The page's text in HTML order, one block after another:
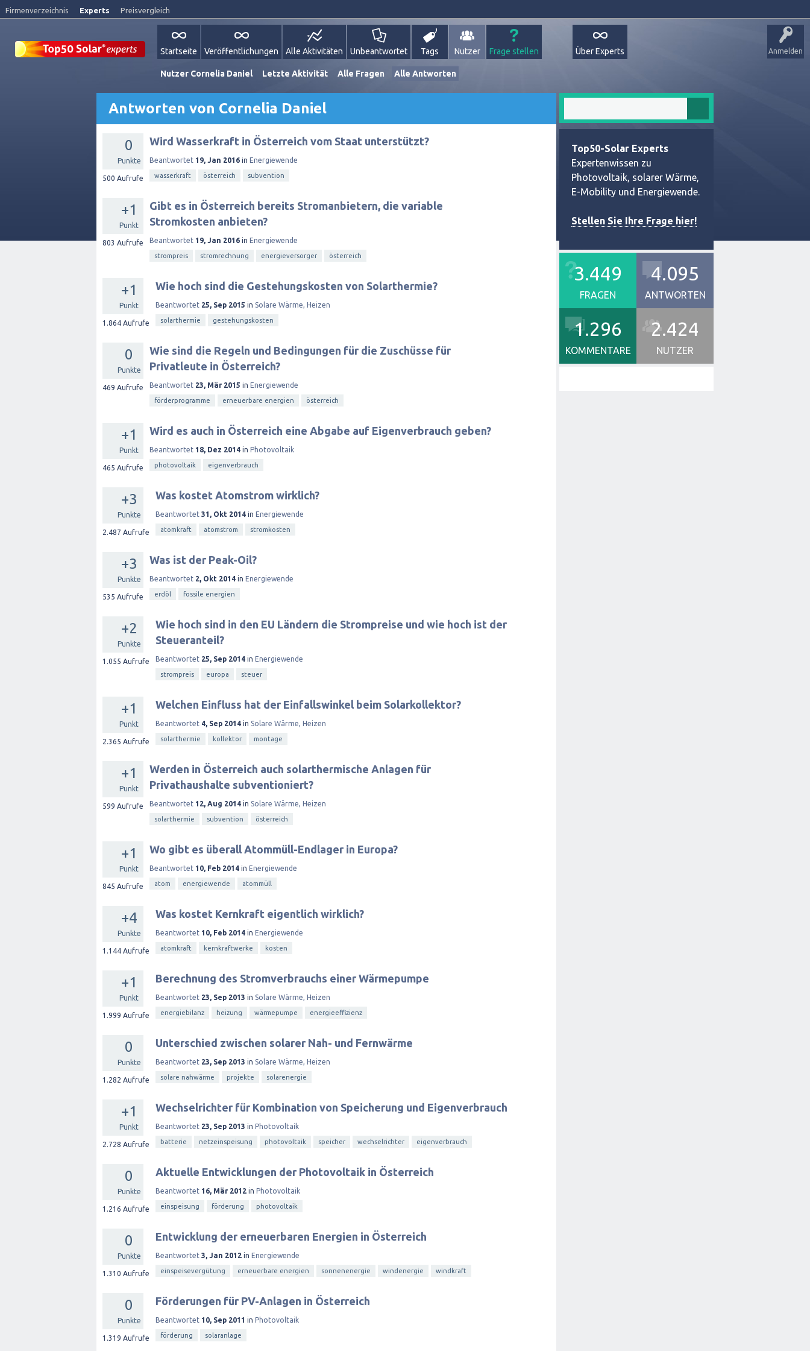
Firmenverzeichnis Experts Preisvergleich
Anmelden
Startseite Veröffentlichungen Alle Aktivitäten Unbeantwortet Tags Nutzer Frage stellen Über Experts
Nutzer Cornelia Daniel Letzte Aktivität Alle Fragen Alle Antworten
Antworten von Cornelia Daniel
0
Punkte
500 Aufrufe
Wird Wasserkraft in Österreich vom Staat unterstützt?
Beantwortet 19, Jan 2016 in Energiewende
wasserkraft österreich subvention
+1
Punkt
803 Aufrufe
Gibt es in Österreich bereits Stromanbietern, die variable
Stromkosten anbieten?
Beantwortet 19, Jan 2016 in Energiewende
strompreis stromrechnung energieversorger österreich
+1
Punkt
1.864 Aufrufe
Wie hoch sind die Gestehungskosten von Solarthermie?
Beantwortet 25, Sep 2015 in Solare Wärme, Heizen
solarthermie gestehungskosten
0
Punkte
469 Aufrufe
Wie sind die Regeln und Bedingungen für die Zuschüsse für
Privatleute in Österreich?
Beantwortet 23, Mär 2015 in Energiewende
förderprogramme erneuerbare energien österreich
+1
Punkt
465 Aufrufe
Wird es auch in Österreich eine Abgabe auf Eigenverbrauch geben?
Beantwortet 18, Dez 2014 in Photovoltaik
photovoltaik eigenverbrauch
+3
Punkte
2.487 Aufrufe
Was kostet Atomstrom wirklich?
Beantwortet 31, Okt 2014 in Energiewende
atomkraft atomstrom stromkosten
+3
Punkte
535 Aufrufe
Was ist der Peak-Oil?
Beantwortet 2, Okt 2014 in Energiewende
erdöl fossile energien
+2
Punkte
1.055 Aufrufe
Wie hoch sind in den EU Ländern die Strompreise und wie hoch ist der
Steueranteil?
Beantwortet 25, Sep 2014 in Energiewende
strompreis europa steuer
+1
Punkt
2.365 Aufrufe
Welchen Einfluss hat der Einfallswinkel beim Solarkollektor?
Beantwortet 4, Sep 2014 in Solare Wärme, Heizen
solarthermie kollektor montage
+1
Punkt
599 Aufrufe
Werden in Österreich auch solarthermische Anlagen für
Privathaushalte subventioniert?
Beantwortet 12, Aug 2014 in Solare Wärme, Heizen
solarthermie subvention österreich
+1
Punkt
845 Aufrufe
Wo gibt es überall Atommüll-Endlager in Europa?
Beantwortet 10, Feb 2014 in Energiewende
atom energiewende atommüll
+4
Punkte
1.144 Aufrufe
Was kostet Kernkraft eigentlich wirklich?
Beantwortet 10, Feb 2014 in Energiewende
atomkraft kernkraftwerke kosten
+1
Punkt
1.999 Aufrufe
Berechnung des Stromverbrauchs einer Wärmepumpe
Beantwortet 23, Sep 2013 in Solare Wärme, Heizen
energiebilanz heizung wärmepumpe energieeffizienz
0
Punkte
1.282 Aufrufe
Unterschied zwischen solarer Nah- und Fernwärme
Beantwortet 23, Sep 2013 in Solare Wärme, Heizen
solare nahwärme projekte solarenergie
+1
Punkt
2.728 Aufrufe
Wechselrichter für Kombination von Speicherung und Eigenverbrauch
Beantwortet 23, Sep 2013 in Photovoltaik
batterie netzeinspeisung photovoltaik speicher wechselrichter eigenverbrauch
0
Punkte
1.216 Aufrufe
Aktuelle Entwicklungen der Photovoltaik in Österreich
Beantwortet 16, Mär 2012 in Photovoltaik
einspeisung förderung photovoltaik
0
Punkte
1.310 Aufrufe
Entwicklung der erneuerbaren Energien in Österreich
Beantwortet 3, Jan 2012 in Energiewende
einspeisevergütung erneuerbare energien sonnenenergie windenergie windkraft
0
Punkte
1.319 Aufrufe
Förderungen für PV-Anlagen in Österreich
Beantwortet 10, Sep 2011 in Photovoltaik
förderung solaranlage
Top50-Solar Experts
Expertenwissen zu
Photovoltaik, solarer Wärme,
E-Mobility und Energiewende.
Stellen Sie Ihre Frage hier!
3.449
FRAGEN
4.095
ANTWORTEN
1.296
KOMMENTARE
2.424
NUTZER